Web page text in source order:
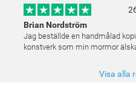
Brian Nordström
Jag beställde en handmålad
konstverk som min mormor
verkligen mina förväntningar.
livfulla och varje penseldrag kän
Visa alla